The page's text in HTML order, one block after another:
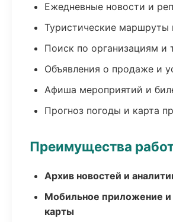
Ежедневные новости и
Туристические маршруты
Поиск по организациям и
Объявления о продаже и
Афиша мероприятий и
Прогноз погоды и карта
Преимущества
Архив новостей и
Мобильное приложение и
карты